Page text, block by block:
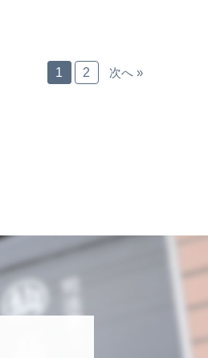
1 2 次へ »